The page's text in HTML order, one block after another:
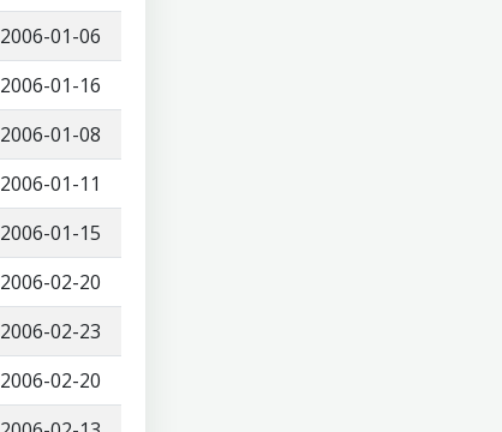
2006-01-06
2006-01-16
2006-01-08
2006-01-11
2006-01-15
2006-02-20
2006-02-23
2006-02-20